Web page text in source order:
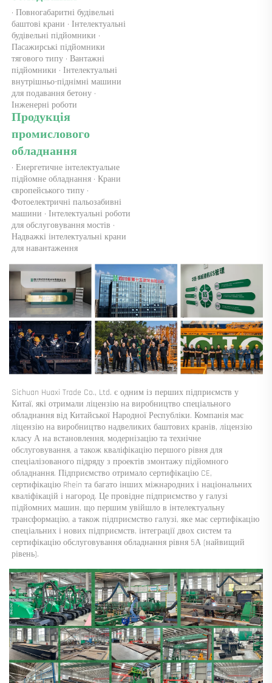
· Повногабаритні будівельні
баштові крани · Інтелектуальні
будівельні підйомники ·
Пасажирські підйомники
тягового типу · Вантажні
підйомники · Інтелектуальні
внутрішньо-піднімні машини
для подавання бетону ·
Інженерні роботи
Продукція
промислового
обладнання
· Енергетичне інтелектуальне
підйомне обладнання · Крани
європейського типу ·
Фотоелектричні пальозабивні
машини · Інтелектуальні роботи
для обслуговування мостів ·
Надважкі інтелектуальні крани
для навантаження
Sichuan Huaxi Trade Co., Ltd. є одним із перших підприємств у
Китаї, які отримали ліцензію на виробництво спеціального
обладнання від Китайської Народної Республіки. Компанія має
ліцензію на виробництво надвеликих баштових кранів, ліцензію
класу А на встановлення, модернізацію та технічне
обслуговування, а також кваліфікацію першого рівня для
спеціалізованого підряду з проектів змонтажу підйомного
обладнання. Підприємство отримало сертифікацію CE,
сертифікацію Rhein та багато інших міжнародних і національних
кваліфікацій і нагород. Це провідне підприємство у галузі
підйомних машин, що першим увійшло в інтелектуальну
трансформацію, а також підприємство галузі, яке має сертифікацію
спеціальних і нових підприємств, інтеграції двох систем та
сертифікацію обслуговування обладнання рівня 5А (найвищий
рівень).